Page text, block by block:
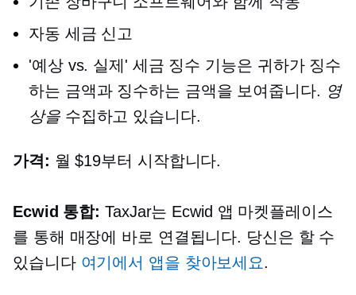
자동 세금 신고
'예상 vs. 실제' 세금 징수 기능은 귀하가 징수
하는 금액과 징수하는 금액을 보여줍니다. 영
상을 수집하고 있습니다.
가격: 월 $19부터 시작합니다.
Ecwid 통합: TaxJar는 Ecwid 앱 마켓플레이스
를 통해 매장에 바로 연결됩니다. 당신은 할 수
있습니다 여기에서 앱을 찾아보세요.